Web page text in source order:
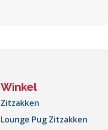
Winkel
Zitzakken
Lounge Pug Zitzakken